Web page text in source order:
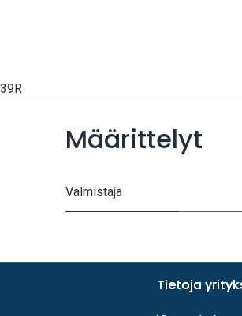
39R
Määrittelyt
Valmistaja
Tietoja
Tietoja